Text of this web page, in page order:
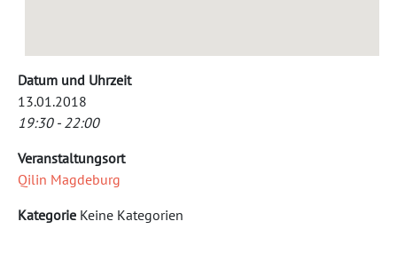
Datum und Uhrzeit
13.01.2018
19:30 - 22:00
Veranstaltungsort
Qilin Magdeburg
Kategorie Keine Kategorien